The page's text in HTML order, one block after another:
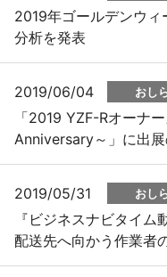
2019年ゴールデンウ
分析を発表
2019/06/04 おし
「2019 YZF-Rオーナ
Anniversary～」に出
2019/05/31 おし
『ビジネスナビタイ
配送先へ向かう作業者